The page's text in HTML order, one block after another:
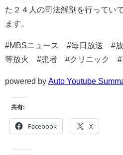
た２４人の司法解剖を行ってい
ます。
#MBSニュース #毎日放送 #
等放火 #患者 #クリニック #
powered by Auto Youtube
共有:
Facebook X